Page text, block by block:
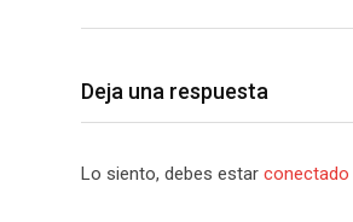
Deja una respuesta
Lo siento, debes estar conectado